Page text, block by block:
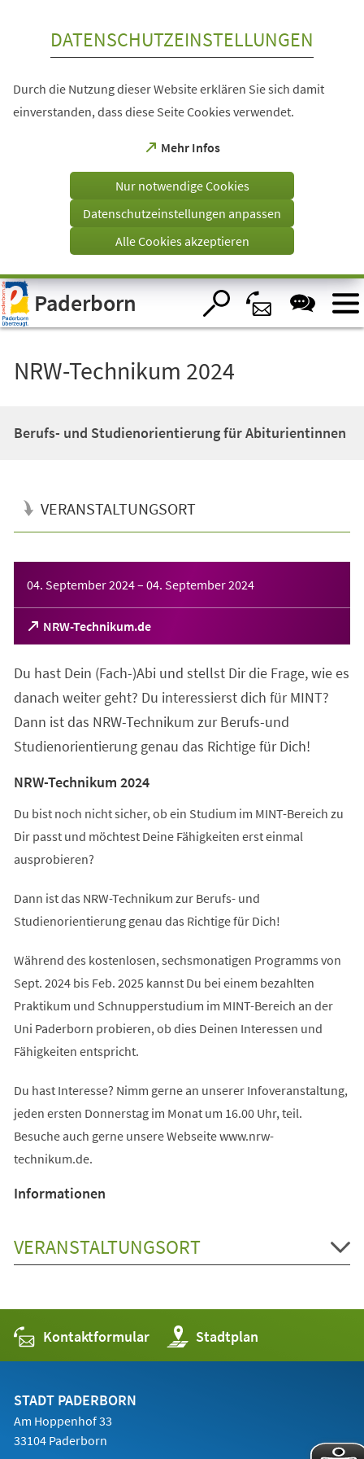
Visuelle
Assistenzsoftware
öffnen.
DATENSCHUTZEINSTELLUNGEN
Durch die Nutzung dieser Website erklären Sie sich damit
einverstanden, dass diese Seite Cookies verwendet.
Mehr Infos
(Öffnet
einem
Tab)
Nur notwendige Cookies
Datenschutzeinstellungen anpassen
Alle Cookies akzeptieren
Paderborn
NRW-Technikum 2024
Berufs- und Studienorientierung für Abiturientinnen
VERANSTALTUNGSORT
04. September 2024– 04. September 2024
NRW-Technikum.de
(Öffnet
in
neuen
Du hast Dein (Fach-)Abi und stellst Dir die Frage, wie es
danach weiter geht? Du interessierst dich für MINT?
Dann ist das NRW-Technikum zur Berufs-und
Studienorientierung genau das Richtige für Dich!
NRW-Technikum 2024
Du bist noch nicht sicher, ob ein Studium im MINT-Bereich zu
Dir passt und möchtest Deine Fähigkeiten erst einmal
ausprobieren?
Dann ist das NRW-Technikum zur Berufs- und
Studienorientierung genau das Richtige für Dich!
Während des kostenlosen, sechsmonatigen Programms von
Sept. 2024 bis Feb. 2025 kannst Du bei einem bezahlten
Praktikum und Schnupperstudium im MINT-Bereich an der
Uni Paderborn probieren, ob dies Deinen Interessen und
Fähigkeiten entspricht.
Du hast Interesse? Nimm gerne an unserer Infoveranstaltung,
jeden ersten Donnerstag im Monat um 16.00 Uhr, teil.
Besuche auch gerne unsere Webseite www.nrw-
technikum.de.
Informationen
VERANSTALTUNGSORT
Kontaktformular Stadtplan
(Öffnet
in
einem
STADT PADERBORN
Am Hoppenhof 33
33104 Paderborn